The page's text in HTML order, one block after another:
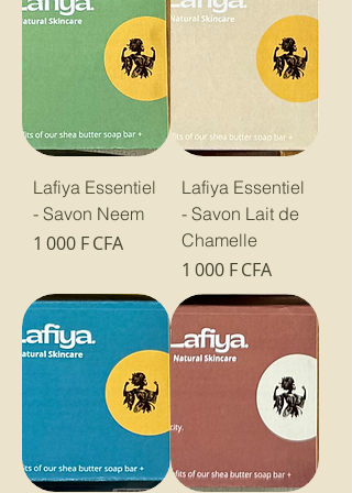
Lafiya Essentiel
- Savon Neem
Prix
1 000 F CFA
Lafiya Essentiel
- Savon Lait de
Chamelle
Prix
1 000 F CFA